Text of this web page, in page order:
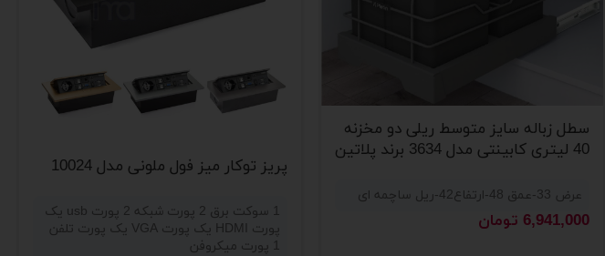
سطل زباله سایز متوسط ریلی دو مخزنه
40 لیتری کابینتی مدل 3634 برند پلاتین
عرض 33-عمق 48-ارتفاع42-ریل ساچمه ای
6,941,000 تومان
پریز توکار میز فول ملونی مدل 10024
1 سوکت برق 2 پورت شبکه 2 پورت usb یک
پورت HDMI یک پورت VGA یک پورت تلفن
1 پورت میکروفن